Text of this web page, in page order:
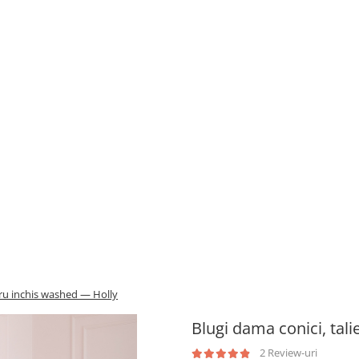
inchis washed — Holly
Blugi dama conici,
2 Review-uri